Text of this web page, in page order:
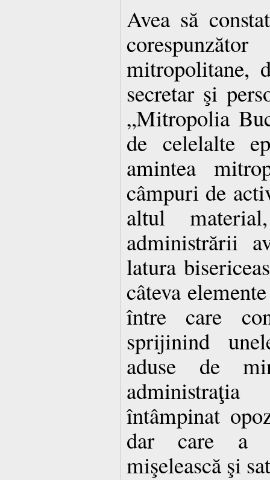
Avea să
mitropolitane,
secretar şi
„Mitropolia
de celelalte
amintea
câmpuri de
altul
administrării
latura
câteva
între care
sprijinind
aduse de
întâmpinat
dar care a
mişelească şi